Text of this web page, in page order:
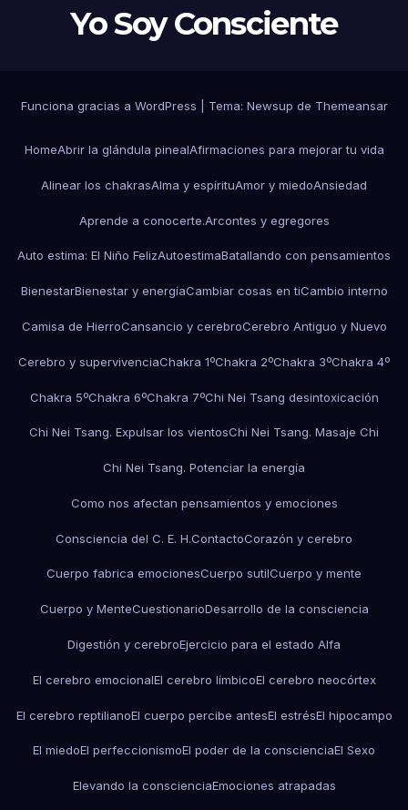
Yo Soy Consciente
Funciona gracias a WordPress Tema: Newsup de Themeansar
HomeAbrir la glándula pinealAfirmaciones para mejorar tu vida
Alinear los chakrasAlma y espírituAmor y miedoAnsiedad
Aprende a conocerte.Arcontes y egregores
Auto estima: El Niño FelizAutoestimaBatallando con pensamientos
BienestarBienestar y energíaCambiar cosas en tiCambio interno
Camisa de HierroCansancio y cerebroCerebro Antiguo y Nuevo
Cerebro y supervivenciaChakra 1ºChakra 2ºChakra 3ºChakra 4º
Chakra 5ºChakra 6ºChakra 7ºChi Nei Tsang desintoxicación
Chi Nei Tsang. Expulsar los vientosChi Nei Tsang. Masaje Chi
Chi Nei Tsang. Potenciar la energía
Como nos afectan pensamientos y emociones
Consciencia del C. E. H.ContactoCorazón y cerebro
Cuerpo fabrica emocionesCuerpo sutilCuerpo y mente
Cuerpo y MenteCuestionarioDesarrollo de la consciencia
Digestión y cerebroEjercicio para el estado Alfa
El cerebro emocionalEl cerebro límbicoEl cerebro neocórtex
El cerebro reptilianoEl cuerpo percibe antesEl estrésEl hipocampo
El miedoEl perfeccionismoEl poder de la conscienciaEl Sexo
Elevando la conscienciaEmociones atrapadas